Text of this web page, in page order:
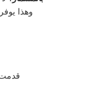
وهذا
قدمت